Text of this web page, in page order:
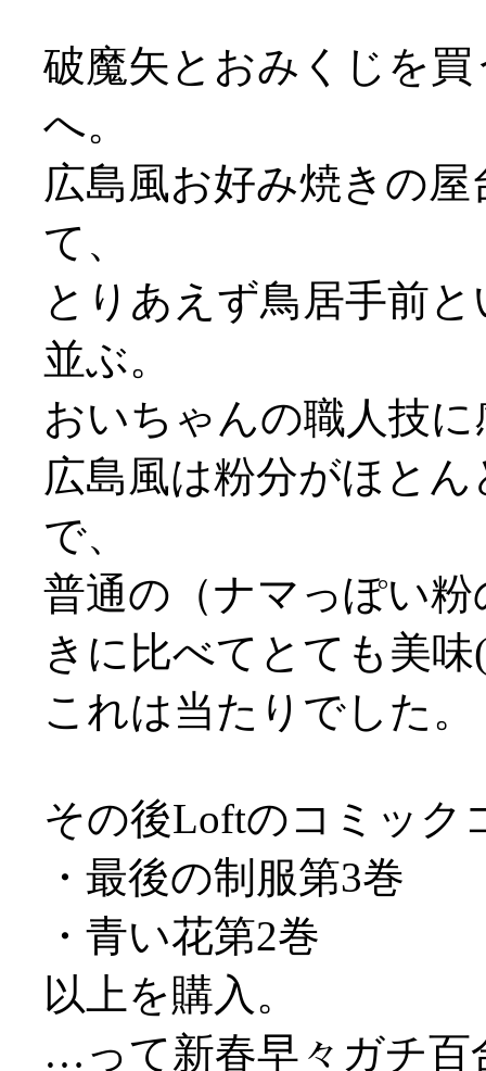
破魔矢とおみくじを
へ。
広島風お好み焼きの
て、
とりあえず鳥居手前
並ぶ。
おいちゃんの職人技
広島風は粉分がほと
で、
普通の（ナマっぽい
きに比べてとても美味
これは当たりでした。
その後Loftのコミック
・最後の制服第3巻
・青い花第2巻
以上を購入。
…って新春早々ガチ百